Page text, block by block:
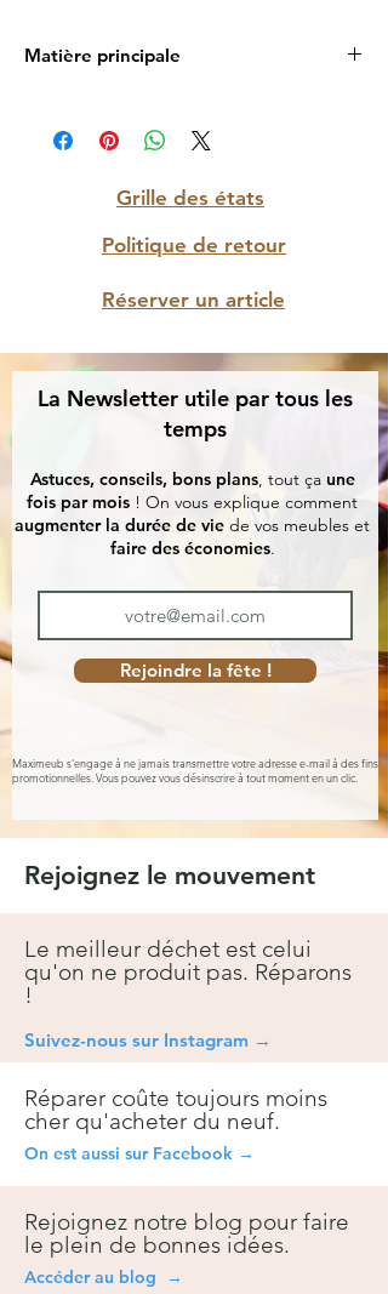
Matière principale
Grille des états
Politique de retour
Réserver un article
La Newsletter utile par tous les
temps
Astuces, conseils, bons plans, tout ça une
fois par mois ! On vous explique comment
augmenter la durée de vie de vos meubles et
faire des économies.
Rejoindre la fête !
Maximeub s'engage à ne jamais transmettre votre adresse e-mail à des fins
promotionnelles. Vous pouvez vous désinscrire à tout moment en un clic.
Rejoignez le mouvement
Le meilleur déchet est celui
qu'on ne produit pas. Réparons
!
Suivez-nous sur Instagram →
Réparer coûte toujours moins
cher qu'acheter du neuf.
On est aussi sur Facebook →
Rejoignez notre blog pour faire
le plein de bonnes idées.
Accéder au blog →